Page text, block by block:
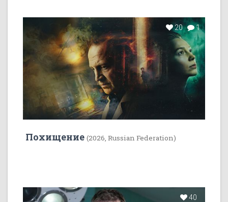
20 1
Похищение (2026, Russian Federation)
40